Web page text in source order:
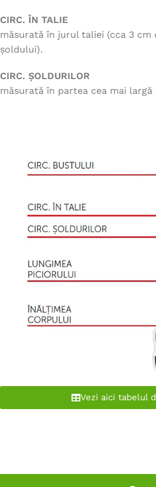
CIRC. ÎN TALIE
măsurată în jurul taliei (cca 3 cm
șoldului).
CIRC. ȘOLDURILOR
măsurată în partea cea mai largă
Vezi aici tabelul